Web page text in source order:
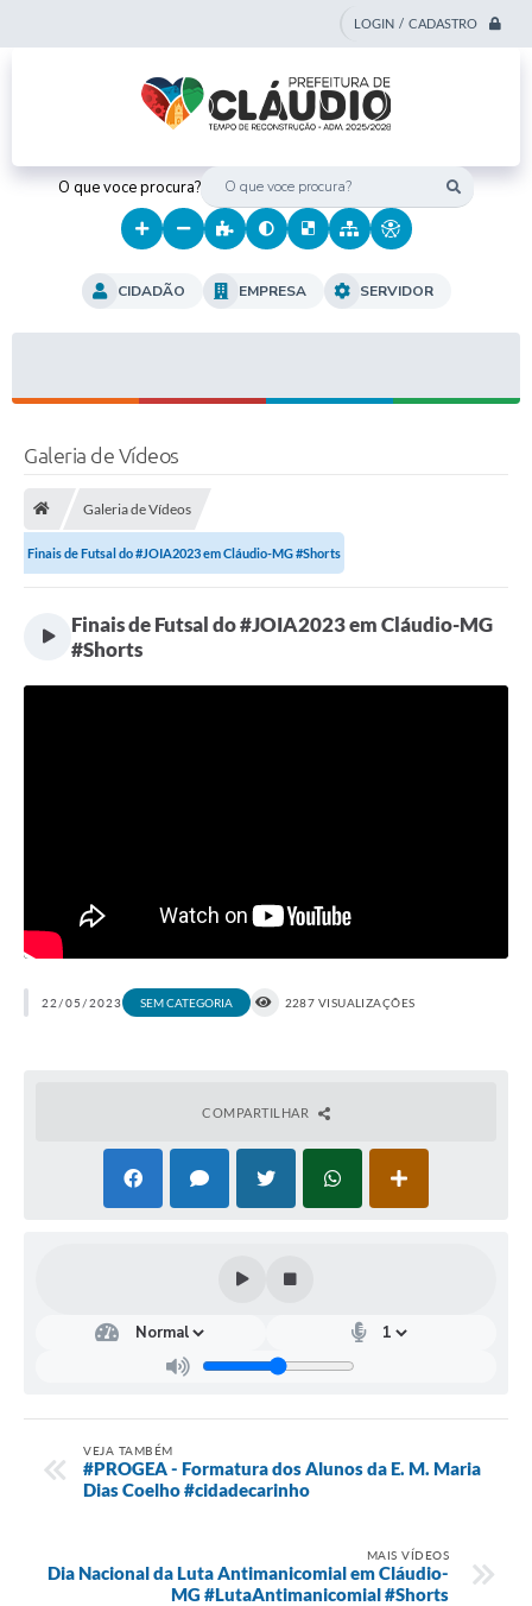
LOGIN / CADASTRO
O que voce procura?
CIDADÃO EMPRESA SERVIDOR
Galeria de Vídeos
Galeria de Vídeos
Finais de Futsal do #JOIA2023 em Cláudio-MG #Shorts
Finais de Futsal do #JOIA2023 em Cláudio-MG
#Shorts
22/05/2023 SEM CATEGORIA 2287 VISUALIZAÇÕES
COMPARTILHAR
VEJA TAMBÉM
#PROGEA - Formatura dos Alunos da E. M. Maria
Dias Coelho #cidadecarinho
MAIS VÍDEOS
Dia Nacional da Luta Antimanicomial em Cláudio-
MG #LutaAntimanicomial #Shorts